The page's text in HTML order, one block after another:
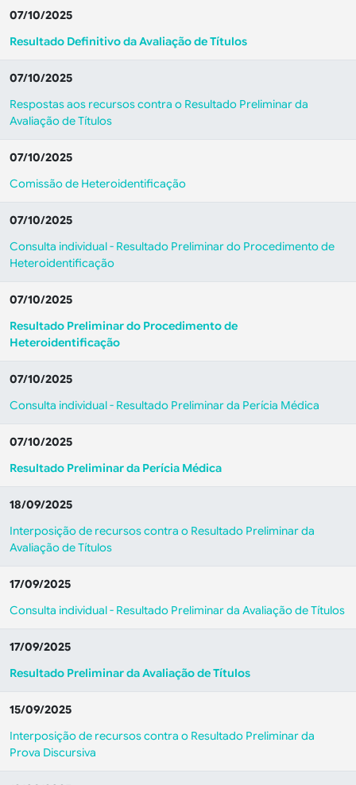
07/10/2025
Resultado Definitivo da Avaliação de Títulos
07/10/2025
Respostas aos recursos contra o Resultado Preliminar da
Avaliação de Títulos
07/10/2025
Comissão de Heteroidentificação
07/10/2025
Consulta individual - Resultado Preliminar do Procedimento de
Heteroidentificação
07/10/2025
Resultado Preliminar do Procedimento de
Heteroidentificação
07/10/2025
Consulta individual - Resultado Preliminar da Perícia Médica
07/10/2025
Resultado Preliminar da Perícia Médica
18/09/2025
Interposição de recursos contra o Resultado Preliminar da
Avaliação de Títulos
17/09/2025
Consulta individual - Resultado Preliminar da Avaliação de Títulos
17/09/2025
Resultado Preliminar da Avaliação de Títulos
15/09/2025
Interposição de recursos contra o Resultado Preliminar da
Prova Discursiva